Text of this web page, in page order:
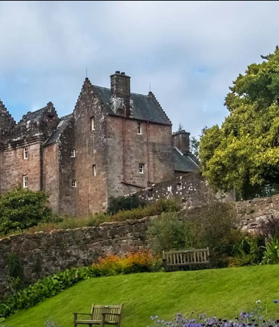
Deutschland
Schweiz
Frankreich
Schweden
Dänemark
Norwegen